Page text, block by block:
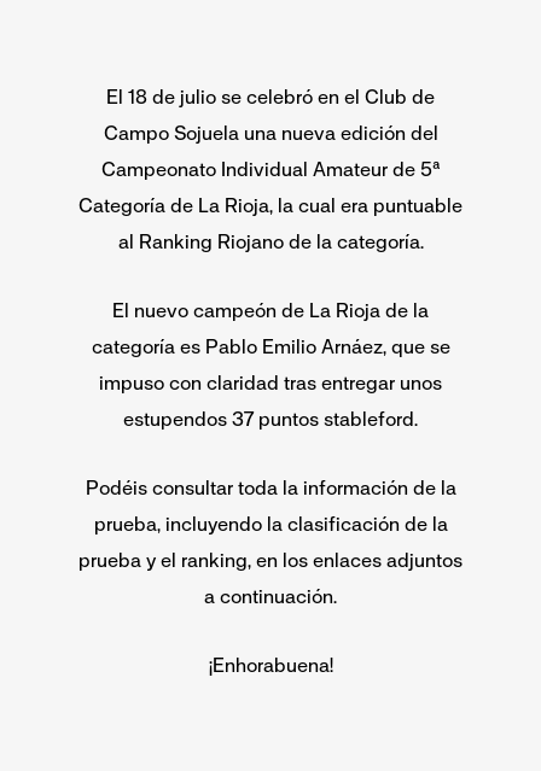
El 18 de julio se celebró en el Club de
Campo Sojuela una nueva edición del
Campeonato Individual Amateur de 5ª
Categoría de La Rioja, la cual era puntuable
al Ranking Riojano de la categoría.
El nuevo campeón de La Rioja de la
categoría es Pablo Emilio Arnáez, que se
impuso con claridad tras entregar unos
estupendos 37 puntos stableford.
Podéis consultar toda la información de la
prueba, incluyendo la clasificación de la
prueba y el ranking, en los enlaces adjuntos
a continuación.
¡Enhorabuena!